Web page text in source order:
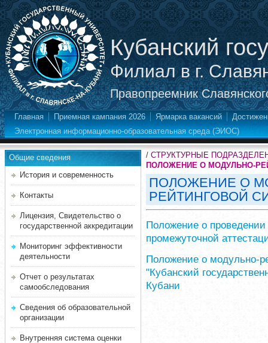
Кубанский
Филиал в г.
Правопреемник
Главная Приемная кампания 2026 Ярмарка вакансий
Электронная информационно-образовательная среда (ЭИОС)
Общие сведения
История и современность
Контакты
Лицензия, Свидетельство о
государственной аккредитации
Мониторинг эффективности
деятельности
Отчет о результатах
самообследования
Сведения об образовательной
организации
Внутренняя система оценки
/ СТРУКТУРНЫЕ
ПОЛОЖЕНИЕ О МОДУЛЬНО-
ПОЛОЖЕНИЕ О
РЕЙТИНГОВОЙ
Положение о проведении
промежуточной
Положение о модульно-
"Кубанский
Кубани